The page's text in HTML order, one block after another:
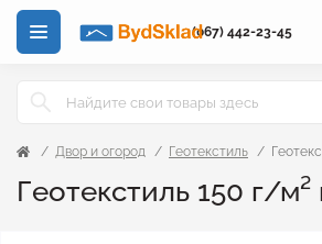
(067) 442-23-45
Двор и огород Геотекстиль
Геотекстиль 150 г/